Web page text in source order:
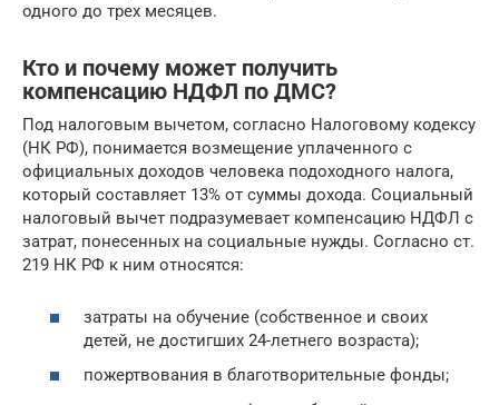
одного до трех месяцев.
Кто и почему может получить
компенсацию НДФЛ по ДМС?
Под налоговым вычетом, согласно Налоговому кодексу
(НК РФ), понимается возмещение уплаченного с
официальных доходов человека подоходного налога,
который составляет 13% от суммы дохода. Социальный
налоговый вычет подразумевает компенсацию НДФЛ с
затрат, понесенных на социальные нужды. Согласно ст.
219 НК РФ к ним относятся:
затраты на обучение (собственное и своих
детей, не достигших 24-летнего возраста);
пожертвования в благотворительные фонды;